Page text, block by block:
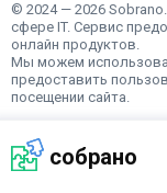
собрано
© 2024 — 2026
сфере IT. Сервис
онлайн продуктов.
Мы можем
предоставить
посещении сайта.